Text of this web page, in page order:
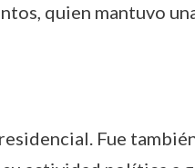
quien mantuvo
Fue